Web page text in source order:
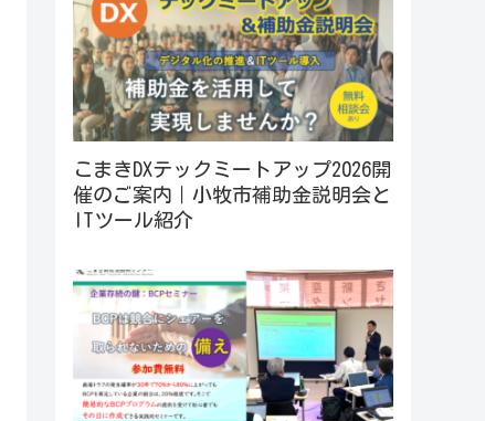
こまきDXテックミートアップ2026開
催のご案内｜小牧市補助金説明会と
ITツール紹介